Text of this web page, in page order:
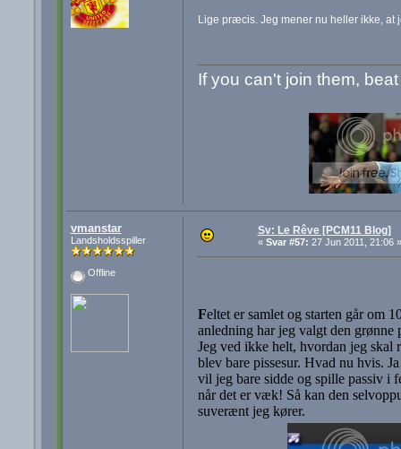
Lige præcis. Jeg mener nu heller ikke, at
If you can't join them,
vmanstar
Landsholdsspiller
Offline
Sv: Le Rêve [PCM11 Blog]
« Svar #57: 27 Jun 2011, 21:06 »
Feltet er samlet og starten går om
anledning har jeg valgt den
Jeg ved ikke helt, hvordan jeg skal
blev bare pissesur. Hvad nu hvis.
vil jeg bare sidde og spille passiv i
når det er væk! Så kan den
suverænt jeg kører.